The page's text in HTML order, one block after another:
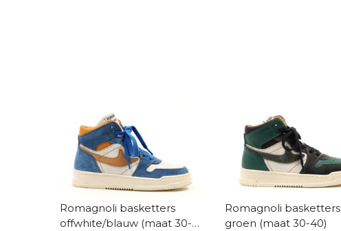
Romagnoli basketters
offwhite/blauw (maat 30-
Romagnoli basketters
groen (maat 30-40)